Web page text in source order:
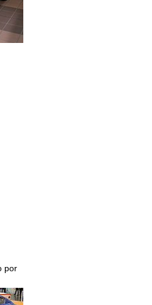
por